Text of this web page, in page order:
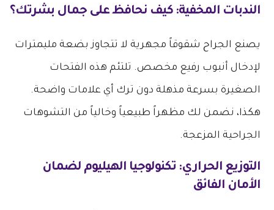
​الندبات المخفية: كيف نحافظ على جمال بشرتك؟
​يصنع الجراح شقوقاً مجهرية لا تتجاوز بضعة مليمترات
لإدخال أنبوب رفيع مخصص. تلتئم هذه الفتحات
الصغيرة بسرعة مذهلة دون ترك أي علامات واضحة.
هكذا، نضمن لك مظهراً طبيعياً وخالياً من التشوهات
الجراحية المزعجة.
​التوزيع الحراري: تكنولوجيا الهيليوم لضمان
الأمان الفائق